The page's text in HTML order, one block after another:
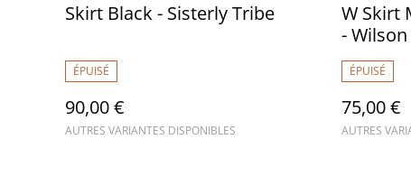
Skirt Black - Sisterly Tribe
ÉPUISÉ
90,00 €
AUTRES VARIANTES DISPONIBLES
W Skirt
- Wilson
ÉPUISÉ
75,00 €
AUTRES